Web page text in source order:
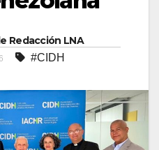
Redacción LNA
#CIDH